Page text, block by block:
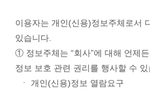
이용자는 개인(신용)정보주체로서
있습니다.
① 정보주체는 “회사”에 대해 언제
정보 보호 관련 권리를 행사할 수 있
ㆍ 개인(신용)정보 열람요구